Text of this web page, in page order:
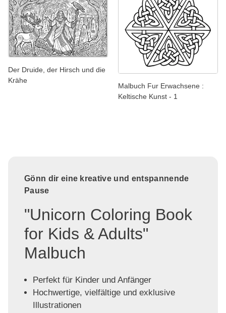
Der Druide, der Hirsch und die
Krähe
Malbuch Fur Erwachsene :
Keltische Kunst - 1
Gönn dir eine kreative und entspannende
Pause
"Unicorn Coloring Book
for Kids & Adults"
Malbuch
Perfekt für Kinder und Anfänger
Hochwertige, vielfältige und exklusive
Illustrationen